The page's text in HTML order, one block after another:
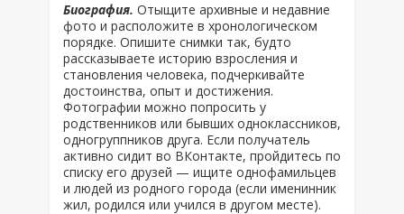
Биография. Отыщите архивные и недавние
фото и расположите в хронологическом
порядке. Опишите снимки так, будто
рассказываете историю взросления и
становления человека, подчеркивайте
достоинства, опыт и достижения.
Фотографии можно попросить у
родственников или бывших одноклассников,
одногруппников друга. Если получатель
активно сидит во ВКонтакте, пройдитесь по
списку его друзей — ищите однофамильцев
и людей из родного города (если именинник
жил, родился или учился в другом месте).